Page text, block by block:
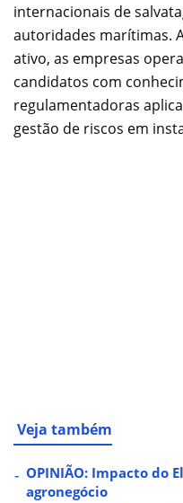
internacionais de
autoridades marítimas.
ativo, as empresas
candidatos com
regulamentadoras
gestão de riscos em
Veja também
OPINIÃO: Impacto do
agronegócio